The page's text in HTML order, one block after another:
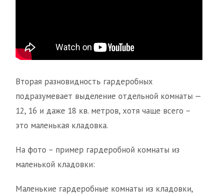
Вторая разновидность гардеробных
подразумевает выделение отдельной комнаты —
12, 16 и даже 18 кв. метров, хотя чаще всего –
это маленькая кладовка.
На фото – пример гардеробной комнаты из
маленькой кладовки:
Маленькие гардеробные комнаты из кладовки,